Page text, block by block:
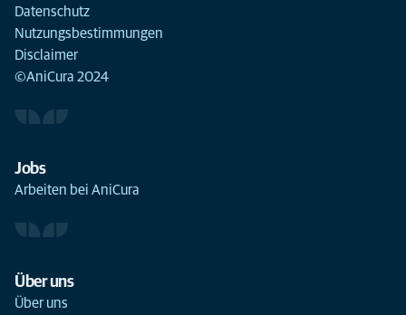
Datenschutz
Nutzungsbestimmungen
Disclaimer
©AniCura 2024
Jobs
Arbeiten bei AniCura
Über uns
Über uns